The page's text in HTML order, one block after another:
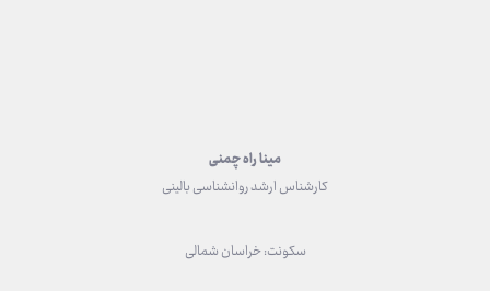
مینا راه چمنی
کارشناس ارشد روانشناسی بالینی
سکونت: خراسان شمالی